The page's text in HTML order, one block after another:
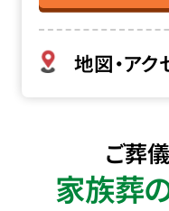
地図・アク
ご葬
家族葬